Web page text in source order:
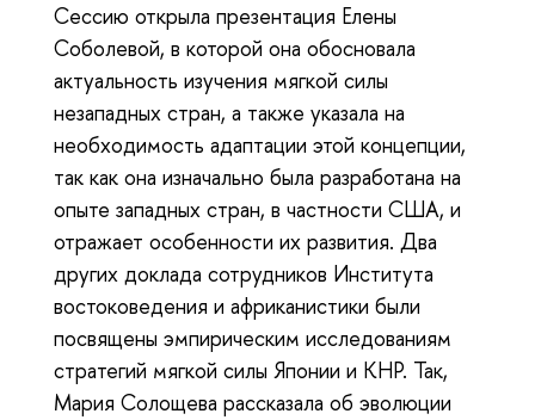
Сессию открыла презентация Елены
Соболевой, в которой она обосновала
актуальность изучения мягкой силы
незападных стран, а также указала на
необходимость адаптации этой концепции,
так как она изначально была разработана на
опыте западных стран, в частности США, и
отражает особенности их развития. Два
других доклада сотрудников Института
востоковедения и африканистики были
посвящены эмпирическим исследованиям
стратегий мягкой силы Японии и КНР. Так,
Мария Солощева рассказала об эволюции